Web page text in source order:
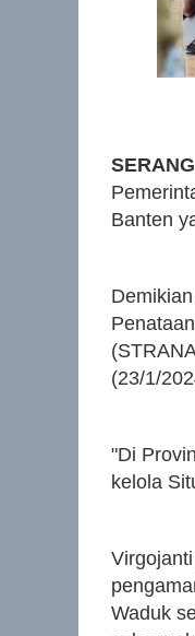
SERANG
Banten
(23/1/
"Di
kelola
Waduk